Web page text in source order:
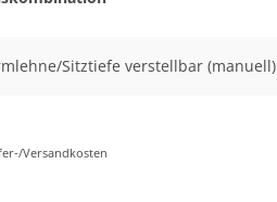
Sitztiefe verstellbar (manuell)
Versandkosten